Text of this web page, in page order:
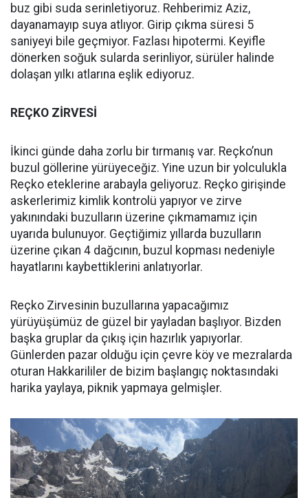
buz gibi suda serinletiyoruz. Rehberimiz Aziz,
dayanamayıp suya atlıyor. Girip çıkma süresi 5
saniyeyi bile geçmiyor. Fazlası hipotermi. Keyifle
dönerken soğuk sularda serinliyor, sürüler halinde
dolaşan yılkı atlarına eşlik ediyoruz.
REÇKO ZİRVESİ
İkinci günde daha zorlu bir tırmanış var. Reçko’nun
buzul göllerine yürüyeceğiz. Yine uzun bir yolculukla
Reçko eteklerine arabayla geliyoruz. Reçko girişinde
askerlerimiz kimlik kontrolü yapıyor ve zirve
yakınındaki buzulların üzerine çıkmamamız için
uyarıda bulunuyor. Geçtiğimiz yıllarda buzulların
üzerine çıkan 4 dağcının, buzul kopması nedeniyle
hayatlarını kaybettiklerini anlatıyorlar.
Reçko Zirvesinin buzullarına yapacağımız
yürüyüşümüz de güzel bir yayladan başlıyor. Bizden
başka gruplar da çıkış için hazırlık yapıyorlar.
Günlerden pazar olduğu için çevre köy ve mezralarda
oturan Hakkarililer de bizim başlangıç noktasındaki
harika yaylaya, piknik yapmaya gelmişler.